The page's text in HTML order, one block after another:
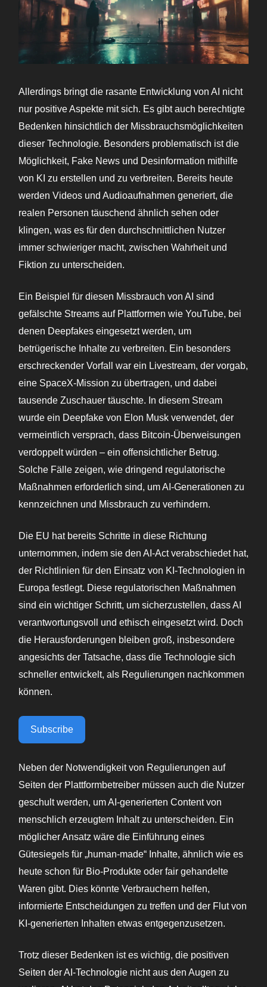
Allerdings bringt die rasante Entwicklung von AI nicht
nur positive Aspekte mit sich. Es gibt auch berechtigte
Bedenken hinsichtlich der Missbrauchsmöglichkeiten
dieser Technologie. Besonders problematisch ist die
Möglichkeit, Fake News und Desinformation mithilfe
von KI zu erstellen und zu verbreiten. Bereits heute
werden Videos und Audioaufnahmen generiert, die
realen Personen täuschend ähnlich sehen oder
klingen, was es für den durchschnittlichen Nutzer
immer schwieriger macht, zwischen Wahrheit und
Fiktion zu unterscheiden.
Ein Beispiel für diesen Missbrauch von AI sind
gefälschte Streams auf Plattformen wie YouTube, bei
denen Deepfakes eingesetzt werden, um
betrügerische Inhalte zu verbreiten. Ein besonders
erschreckender Vorfall war ein Livestream, der vorgab,
eine SpaceX-Mission zu übertragen, und dabei
tausende Zuschauer täuschte. In diesem Stream
wurde ein Deepfake von Elon Musk verwendet, der
vermeintlich versprach, dass Bitcoin-Überweisungen
verdoppelt würden – ein offensichtlicher Betrug.
Solche Fälle zeigen, wie dringend regulatorische
Maßnahmen erforderlich sind, um AI-Generationen zu
kennzeichnen und Missbrauch zu verhindern.
Die EU hat bereits Schritte in diese Richtung
unternommen, indem sie den AI-Act verabschiedet hat,
der Richtlinien für den Einsatz von KI-Technologien in
Europa festlegt. Diese regulatorischen Maßnahmen
sind ein wichtiger Schritt, um sicherzustellen, dass AI
verantwortungsvoll und ethisch eingesetzt wird. Doch
die Herausforderungen bleiben groß, insbesondere
angesichts der Tatsache, dass die Technologie sich
schneller entwickelt, als Regulierungen nachkommen
können.
Subscribe
Neben der Notwendigkeit von Regulierungen auf
Seiten der Plattformbetreiber müssen auch die Nutzer
geschult werden, um AI-generierten Content von
menschlich erzeugtem Inhalt zu unterscheiden. Ein
möglicher Ansatz wäre die Einführung eines
Gütesiegels für „human-made“ Inhalte, ähnlich wie es
heute schon für Bio-Produkte oder fair gehandelte
Waren gibt. Dies könnte Verbrauchern helfen,
informierte Entscheidungen zu treffen und der Flut von
KI-generierten Inhalten etwas entgegenzusetzen.
Trotz dieser Bedenken ist es wichtig, die positiven
Seiten der AI-Technologie nicht aus den Augen zu